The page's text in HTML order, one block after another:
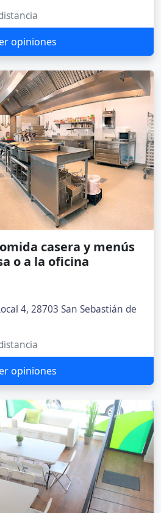
opiniones
casera y menús
o a la oficina
4, 28703 San Sebastián de
opiniones